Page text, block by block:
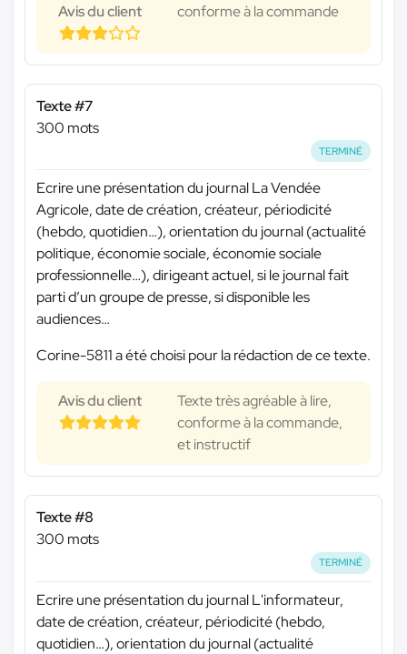
Avis du client conforme à la commande
Texte #7
300 mots
TERMINÉ
Ecrire une présentation du journal La Vendée
Agricole, date de création, créateur, périodicité
(hebdo, quotidien…), orientation du journal (actualité
politique, économie sociale, économie sociale
professionnelle…), dirigeant actuel, si le journal fait
parti d’un groupe de presse, si disponible les
audiences…
Corine-5811 a été choisi pour la rédaction de ce texte.
Avis du client
Texte très agréable à lire,
conforme à la commande,
et instructif
Texte #8
300 mots
TERMINÉ
Ecrire une présentation du journal L'informateur,
date de création, créateur, périodicité (hebdo,
quotidien…), orientation du journal (actualité